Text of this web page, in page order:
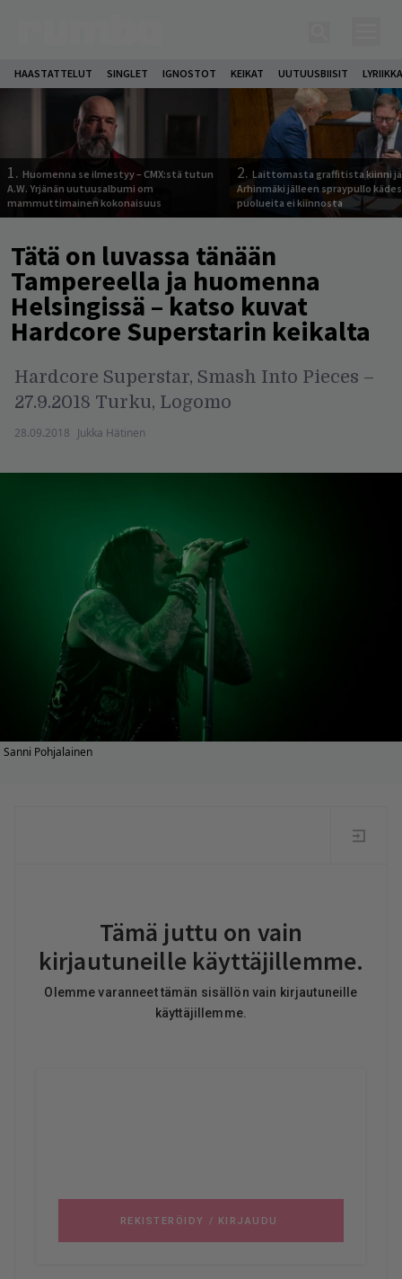
HAASTATTELUT SINGLET IGNOSTOT KEIKAT UUTUUSBIISIT
1. Huomenna se ilmestyy – CMX:stä tutun
A.W. Yrjänän uutuusalbumi om
mammuttimainen kokonaisuus
2. Laittomasta graffitista kiinni
Arhinmäki jälleen spraypullo
puolueita ei kiinnosta
Tätä on luvassa tänään
Tampereella ja huomenna
Helsingissä – katso kuvat
Hardcore Superstarin keikalta
Hardcore Superstar, Smash Into Pieces –
27.9.2018 Turku, Logomo
28.09.2018 Jukka Hätinen
Sanni Pohjalainen